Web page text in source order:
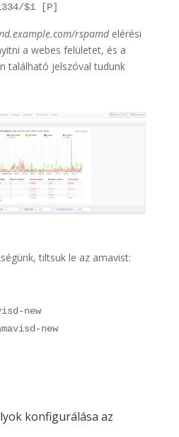
$1 [P]
rspamdelérési
a webes felületet, és a
található jelszóval tudunk
tiltsuk le az amavist:
new
new
konfigurálása az